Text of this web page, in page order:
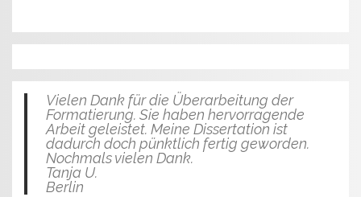
Vielen Dank für die Überarbeitung der
Formatierung. Sie haben hervorragende
Arbeit geleistet. Meine Dissertation ist
dadurch doch pünktlich fertig geworden.
Nochmals vielen Dank.
Tanja U.
Berlin